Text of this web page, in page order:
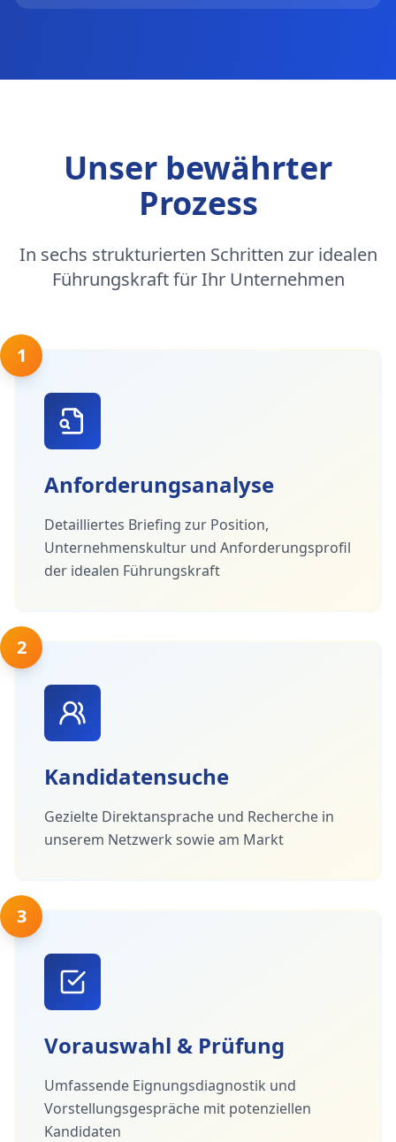
Unser bewährter
Prozess
In sechs strukturierten Schritten zur idealen
Führungskraft für Ihr Unternehmen
1
Anforderungsanalyse
Detailliertes Briefing zur Position,
Unternehmenskultur und Anforderungsprofil
der idealen Führungskraft
2
Kandidatensuche
Gezielte Direktansprache und Recherche in
unserem Netzwerk sowie am Markt
3
Vorauswahl & Prüfung
Umfassende Eignungsdiagnostik und
Vorstellungsgespräche mit potenziellen
Kandidaten